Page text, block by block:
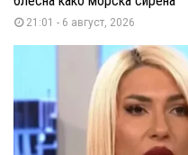
21:01 - 6 август, 2026